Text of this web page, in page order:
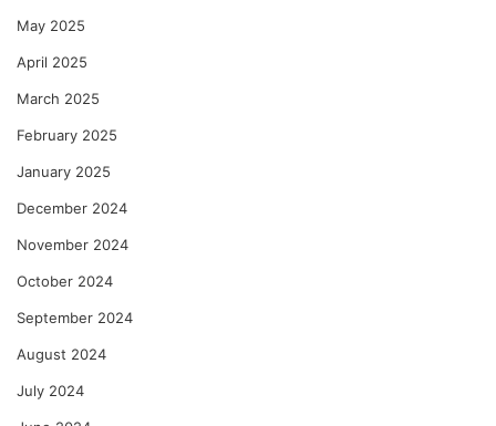
May 2025
April 2025
March 2025
February 2025
January 2025
December 2024
November 2024
October 2024
September 2024
August 2024
July 2024